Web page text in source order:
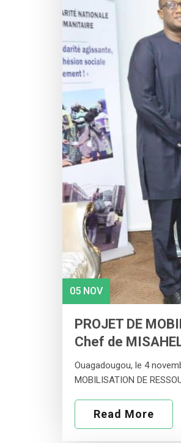
05 NOV
PROJET DE
Chef de
Ouagadougou, le 4
MOBILISATION DE
Read More